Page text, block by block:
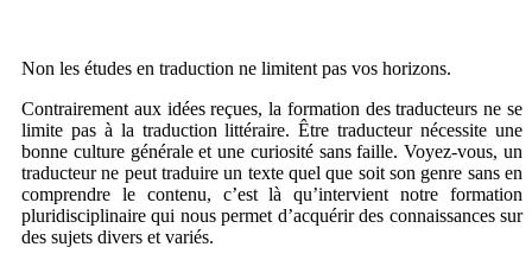
Non les études en traduction ne limitent pas vos horizons.
Contrairement aux idées reçues, la formation des traducteurs ne se
limite pas à la traduction littéraire. Être traducteur nécessite une
bonne culture générale et une curiosité sans faille. Voyez-vous, un
traducteur ne peut traduire un texte quel que soit son genre sans en
comprendre le contenu, c’est là qu’intervient notre formation
pluridisciplinaire qui nous permet d’acquérir des connaissances sur
des sujets divers et variés.